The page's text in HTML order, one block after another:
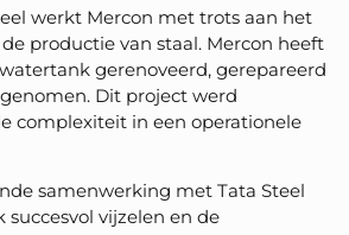
werkt Mercon met trots aan het
productie van staal. Mercon heeft
gerenoveerd, gerepareerd
Dit project werd
complexiteit in een operationele
samenwerking met Tata Steel
succesvol vijzelen en de